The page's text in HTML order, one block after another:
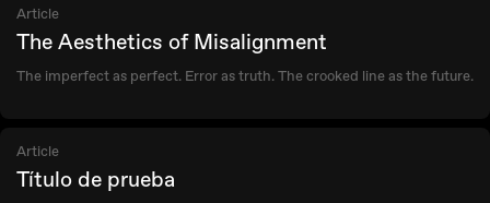
Article
The Aesthetics of Misalignment
The imperfect as perfect. Error as truth. The crooked line as the future.
Article
Título de prueba